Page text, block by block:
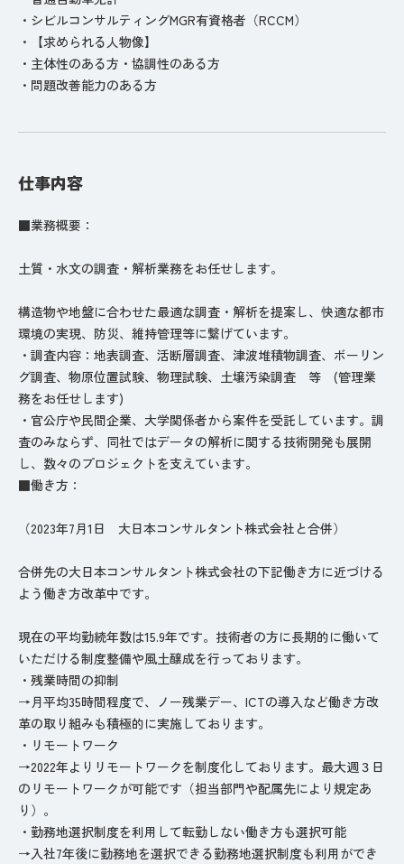
・シビルコンサルティングMGR有資格者（RCCM）
・【求められる人物像】
・主体性のある方・協調性のある方
・問題改善能力のある方
仕事内容
■業務概要：
土質・水文の調査・解析業務をお任せします。
構造物や地盤に合わせた最適な調査・解析を提案し、快適な都市
環境の実現、防災、維持管理等に繋げています。
・調査内容：地表調査、活断層調査、津波堆積物調査、ボーリン
グ調査、物原位置試験、物理試験、土壌汚染調査 等 (管理業
務をお任せします)
・官公庁や民間企業、大学関係者から案件を受託しています。調
査のみならず、同社ではデータの解析に関する技術開発も展開
し、数々のプロジェクトを支えています。
■働き方：
（2023年7月1日 大日本コンサルタント株式会社と合併）
合併先の大日本コンサルタント株式会社の下記働き方に近づける
よう働き方改革中です。
現在の平均勤続年数は15.9年です。技術者の方に長期的に働いて
いただける制度整備や風土醸成を行っております。
・残業時間の抑制
→月平均35時間程度で、ノー残業デー、ICTの導入など働き方改
革の取り組みも積極的に実施しております。
・リモートワーク
→2022年よりリモートワークを制度化しております。最大週３日
のリモートワークが可能です（担当部門や配属先により規定あ
り）。
・勤務地選択制度を利用して転勤しない働き方も選択可能
→入社7年後に勤務地を選択できる勤務地選択制度も利用ができ